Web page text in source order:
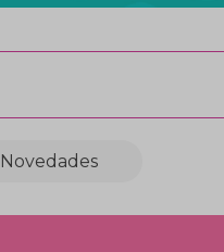
Novedades